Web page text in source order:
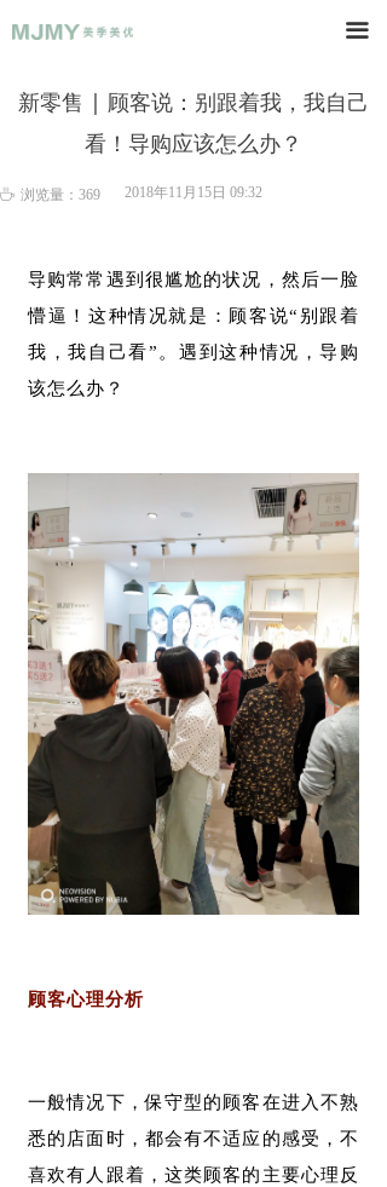
끀
新零售 | 顾客说：别跟着我，我自己
看！导购应该怎么办？
导购常常遇到很尴尬的状况，然后一脸
懵逼！这种情况就是：顾客说“别跟着
我，我自己看”。遇到这种情况，导购
该怎么办？
顾客心理分析
一般情况下，保守型的顾客在进入不熟
悉的店面时，都会有不适应的感受，不
喜欢有人跟着，这类顾客的主要心理反
2018年11月15日 09:32
ꄘ 浏览量： 369